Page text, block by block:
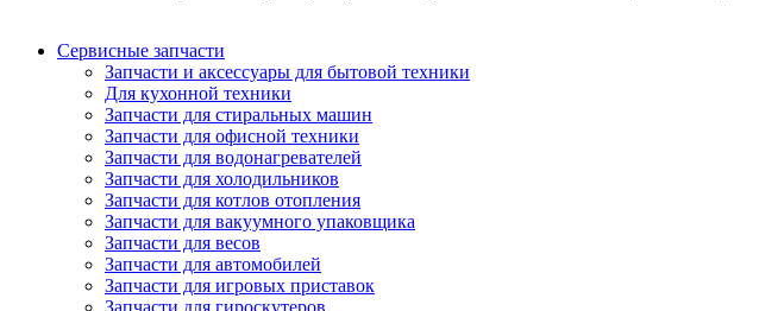
Сервисные запчасти
Запчасти и аксессуары для бытовой техники
Для кухонной техники
Запчасти для стиральных машин
Запчасти для офисной техники
Запчасти для водонагревателей
Запчасти для холодильников
Запчасти для котлов отопления
Запчасти для вакуумного упаковщика
Запчасти для весов
Запчасти для автомобилей
Запчасти для игровых приставок
Запчасти для гироскутеров